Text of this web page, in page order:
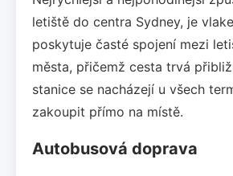
letiště do centra Sydney, je
poskytuje časté spojení mezi
města, přičemž cesta trvá
stanice se nacházejí u všech
zakoupit přímo na místě.
Autobusová doprava